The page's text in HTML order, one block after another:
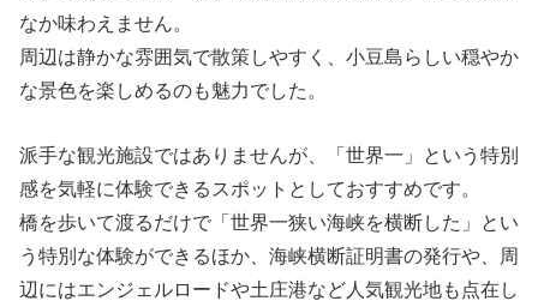
なか味わえません。
周辺は静かな雰囲気で散策しやすく、小豆島らしい穏やか
な景色を楽しめるのも魅力でした。
派手な観光施設ではありませんが、「世界一」という特別
感を気軽に体験できるスポットとしておすすめです。
橋を歩いて渡るだけで「世界一狭い海峡を横断した」とい
う特別な体験ができるほか、海峡横断証明書の発行や、周
辺にはエンジェルロードや土庄港など人気観光地も点在し